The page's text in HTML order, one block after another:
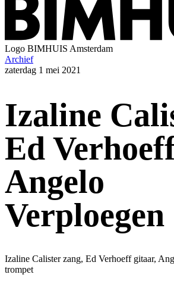
Logo BIMHUIS Amsterdam
Archief
zaterdag 1 mei 2021
Izaline
Ed
Angelo
Verploegen
Izaline Calister zang, Ed Verhoeff gitaar,
trompet